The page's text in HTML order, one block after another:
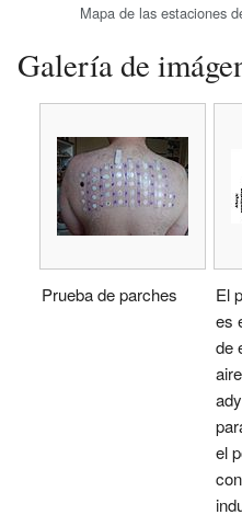
Mapa de las estaciones
Galería de
Prueba de parches
El
es
de
el